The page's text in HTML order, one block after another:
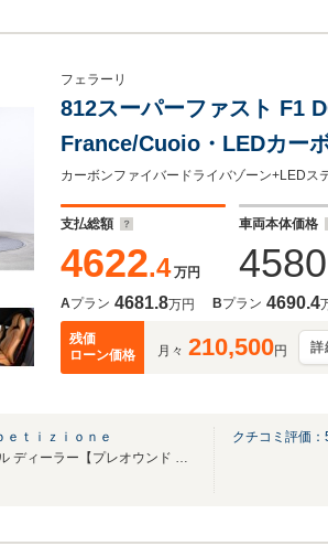
フェラーリ
812スーパーファスト F1
France/Cuoio・LEDカー
ドステッチ(Rosso)・アル
ン・HiFiプレミアムシステ
支払総額
4622.4 万円
車両本体価格
4580
Aプラン 4681.8万円 Bプラン 4690.4
残価
ローン価格
月々 210,500円 詳
ｔｉｚｉｏｎｅ
フェラーリ オフィシャル ディーラー【プレオウンド ショールーム】
クチコミ評価：